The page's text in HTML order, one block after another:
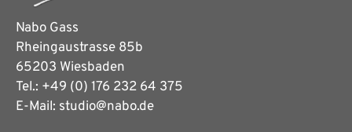
Nabo Gass
Rheingaustrasse 85b
65203 Wiesbaden
Tel.: +49 (0) 176 232 64 375
E-Mail: studio@nabo.de